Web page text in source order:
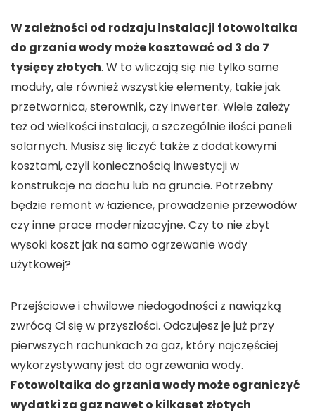
W zależności od rodzaju instalacji fotowoltaika
do grzania wody może kosztować od 3 do 7
tysięcy złotych. W to wliczają się nie tylko same
moduły, ale również wszystkie elementy, takie jak
przetwornica, sterownik, czy inwerter. Wiele zależy
też od wielkości instalacji, a szczególnie ilości paneli
solarnych. Musisz się liczyć także z dodatkowymi
kosztami, czyli koniecznością inwestycji w
konstrukcje na dachu lub na gruncie. Potrzebny
będzie remont w łazience, prowadzenie przewodów
czy inne prace modernizacyjne. Czy to nie zbyt
wysoki koszt jak na samo ogrzewanie wody
użytkowej?
Przejściowe i chwilowe niedogodności z nawiązką
zwrócą Ci się w przyszłości. Odczujesz je już przy
pierwszych rachunkach za gaz, który najczęściej
wykorzystywany jest do ogrzewania wody.
Fotowoltaika do grzania wody może ograniczyć
wydatki za gaz nawet o kilkaset złotych